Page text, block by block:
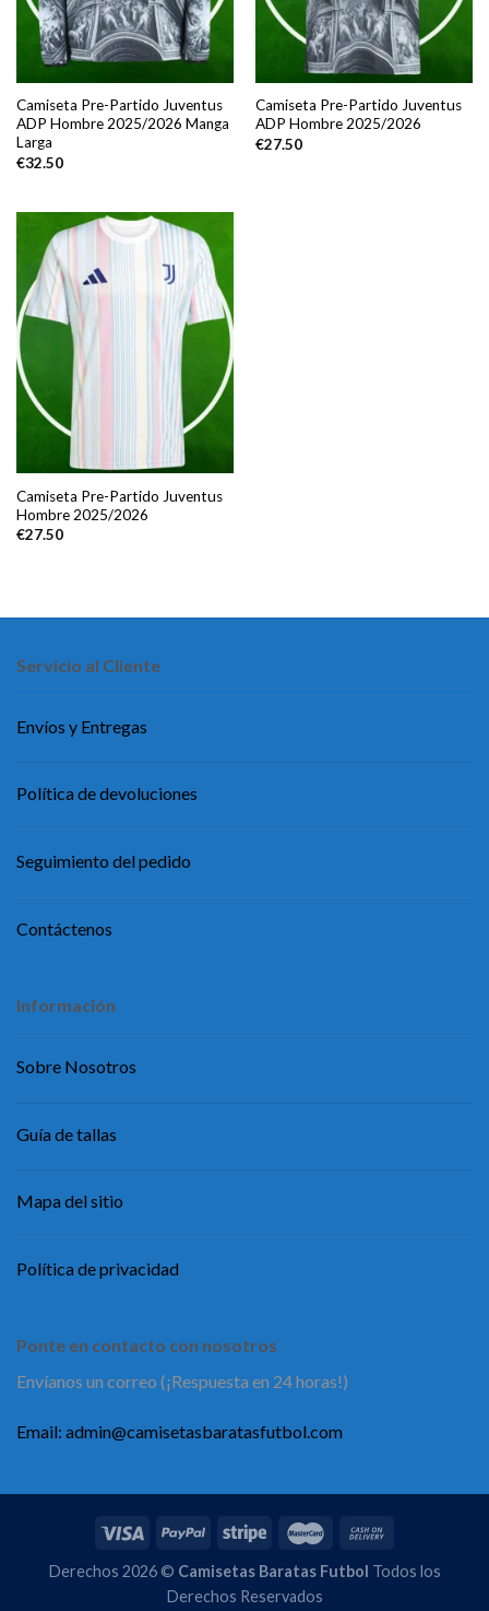
Camiseta Pre-Partido Juventus
ADP Hombre 2025/2026 Manga
Larga
€32.50
Camiseta Pre-Partido Juventus
ADP Hombre 2025/2026
€27.50
Camiseta Pre-Partido Juventus
Hombre 2025/2026
€27.50
Servicio al Cliente
Envíos y Entregas
Política de devoluciones
Seguimiento del pedido
Contáctenos
Información
Sobre Nosotros
Guía de tallas
Mapa del sitio
Política de privacidad
Ponte en contacto con nosotros
Envíanos un correo (¡Respuesta en 24 horas!)
Email: admin@camisetasbaratasfutbol.com
Derechos 2026 © Camisetas Baratas Futbol Todos los
Derechos Reservados